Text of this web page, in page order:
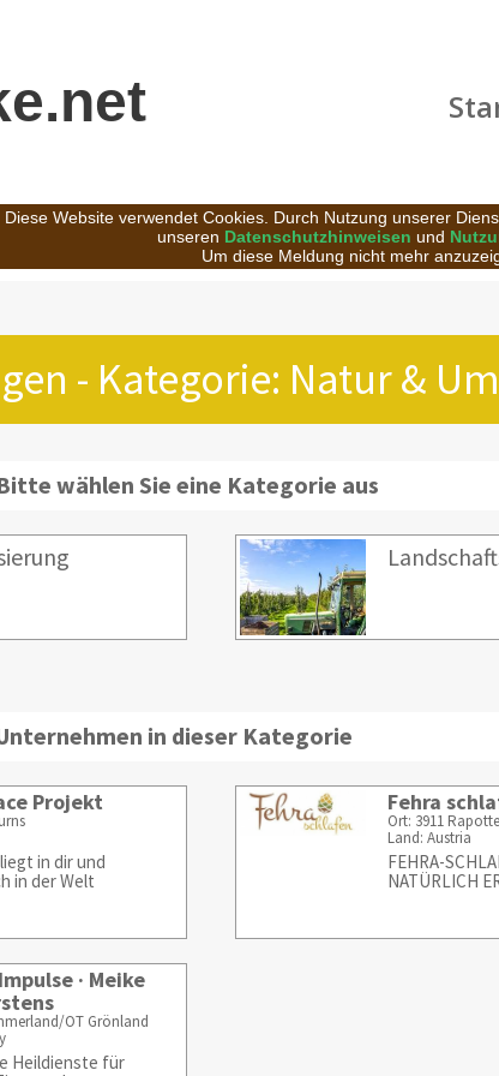
Diese Website verwendet Cookies. Durch Nutzung unserer
unseren Datenschutzhinweisen und
Um diese Meldung nicht mehr
- Kategorie: Natur &
wählen Sie eine Kategorie aus
in dieser Kategorie
Projekt
in dir und
in der Welt
Fehra
Ort: 3911
Land: Austria
FEHRA-
NATÜRLICH
· Meike
OT Grönland
Heildienste für